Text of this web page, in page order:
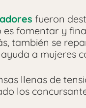
fueron
fomentar y
también se
a mujeres
llenas de
los